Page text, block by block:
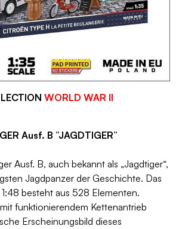
WORLD WAR II
Ausf. B ”JAGDTIGER”
Ausf. B, auch bekannt als „Jagdtiger“,
Jagdpanzer der Geschichte. Das
besteht aus 528 Elementen.
funktionierendem Kettenantrieb
Erscheinungsbild dieses